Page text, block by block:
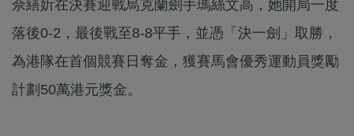
佘繕妡在決賽迎戰烏克蘭劍手瑪絲文高，她開局一度
落後0-2，最後戰至8-8平手，並憑「決一劍」取勝，
為港隊在首個競賽日奪金，獲賽馬會優秀運動員獎勵
計劃50萬港元獎金。